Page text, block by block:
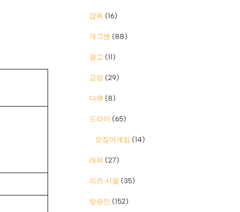
감독 (16)
개그맨 (88)
광고 (11)
교양 (29)
다큐 (8)
드라마 (65)
오징어게임 (14)
래퍼 (27)
리즈 시절 (35)
방송인 (152)